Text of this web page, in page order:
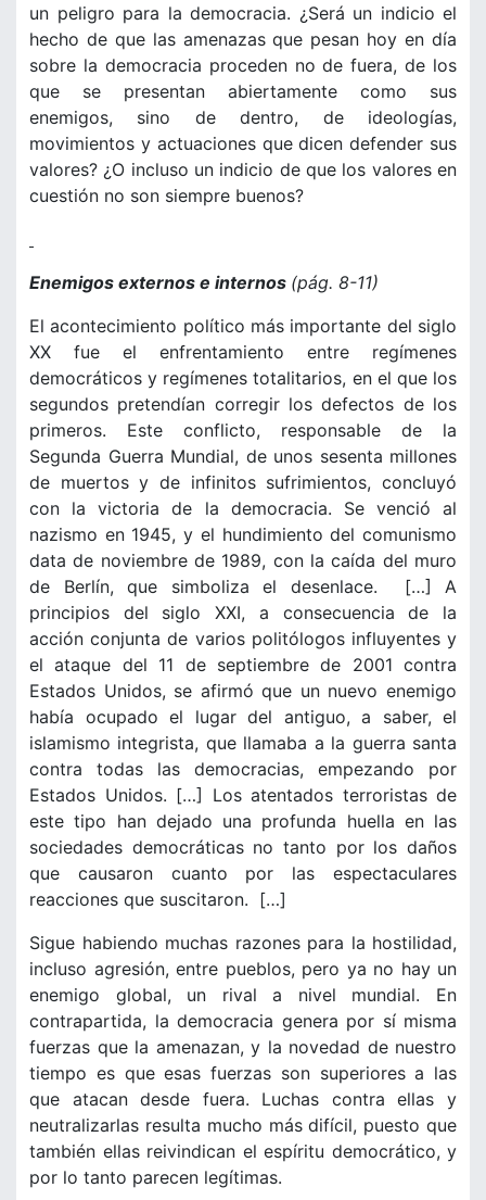
un peligro para la democracia. ¿Será un indicio el
hecho de que las amenazas que pesan hoy en día
sobre la democracia proceden no de fuera, de los
que se presentan abiertamente como sus
enemigos, sino de dentro, de ideologías,
movimientos y actuaciones que dicen defender sus
valores? ¿O incluso un indicio de que los valores en
cuestión no son siempre buenos?
Enemigos externos e internos (pág. 8-11)
El acontecimiento político más importante del siglo
XX fue el enfrentamiento entre regímenes
democráticos y regímenes totalitarios, en el que los
segundos pretendían corregir los defectos de los
primeros. Este conflicto, responsable de la
Segunda Guerra Mundial, de unos sesenta millones
de muertos y de infinitos sufrimientos, concluyó
con la victoria de la democracia. Se venció al
nazismo en 1945, y el hundimiento del comunismo
data de noviembre de 1989, con la caída del muro
de Berlín, que simboliza el desenlace. […] A
principios del siglo XXI, a consecuencia de la
acción conjunta de varios politólogos influyentes y
el ataque del 11 de septiembre de 2001 contra
Estados Unidos, se afirmó que un nuevo enemigo
había ocupado el lugar del antiguo, a saber, el
islamismo integrista, que llamaba a la guerra santa
contra todas las democracias, empezando por
Estados Unidos. […] Los atentados terroristas de
este tipo han dejado una profunda huella en las
sociedades democráticas no tanto por los daños
que causaron cuanto por las espectaculares
reacciones que suscitaron. […]
Sigue habiendo muchas razones para la hostilidad,
incluso agresión, entre pueblos, pero ya no hay un
enemigo global, un rival a nivel mundial. En
contrapartida, la democracia genera por sí misma
fuerzas que la amenazan, y la novedad de nuestro
tiempo es que esas fuerzas son superiores a las
que atacan desde fuera. Luchas contra ellas y
neutralizarlas resulta mucho más difícil, puesto que
también ellas reivindican el espíritu democrático, y
por lo tanto parecen legítimas.